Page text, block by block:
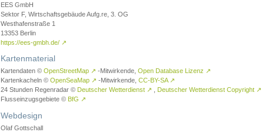
EES GmbH
Sektor F, Wirtschaftsgebäude Aufg.re, 3. OG
Westhafenstraße 1
13353 Berlin
https://ees-gmbh.de/ ↗
Kartenmaterial
Kartendaten © OpenStreetMap ↗ -Mitwirkende, Open Database Lizenz ↗
Kartenkacheln © OpenSeaMap ↗ -Mitwirkende, CC-BY-SA ↗
24 Stunden Regenradar © Deutscher Wetterdienst ↗ Deutscher Wetterdienst Copyright ↗
Flusseinzugsgebiete © BfG ↗
Webdesign
Olaf Gottschall